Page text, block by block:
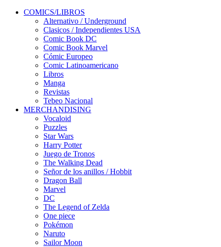
COMICS/LIBROS
Alternativo / Underground
Clasicos / Independientes USA
Comic Book DC
Comic Book Marvel
Cómic Europeo
Comic Latinoamericano
Libros
Manga
Revistas
Tebeo Nacional
MERCHANDISING
Vocaloid
Puzzles
Star Wars
Harry Potter
Juego de Tronos
The Walking Dead
Señor de los anillos / Hobbit
Dragon Ball
Marvel
DC
The Legend of Zelda
One piece
Pokémon
Naruto
Sailor Moon